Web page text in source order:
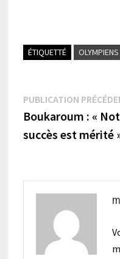
ÉTIQUETTÉ
Navigation
de
PUBLICATION
Boukaroum : «
succès est mérité